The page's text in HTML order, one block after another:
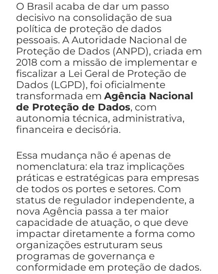
O Brasil acaba de dar um passo
decisivo na consolidação de sua
política de proteção de dados
pessoais. A Autoridade Nacional de
Proteção de Dados (ANPD), criada em
2018 com a missão de implementar e
fiscalizar a Lei Geral de Proteção de
Dados (LGPD), foi oficialmente
transformada em Agência Nacional
de Proteção de Dados, com
autonomia técnica, administrativa,
financeira e decisória.
Essa mudança não é apenas de
nomenclatura: ela traz implicações
práticas e estratégicas para empresas
de todos os portes e setores. Com
status de regulador independente, a
nova Agência passa a ter maior
capacidade de atuação, o que deve
impactar diretamente a forma como
organizações estruturam seus
programas de governança e
conformidade em proteção de dados.